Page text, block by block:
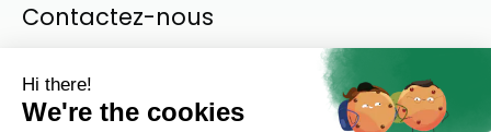
Contactez-nous
LinkedIn